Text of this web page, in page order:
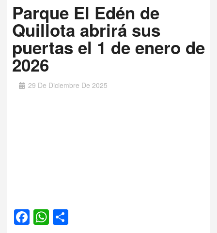
Parque El Edén de
Quillota abrirá sus
puertas el 1 de enero de
2026
29 De Diciembre De 2025
Facebook
WhatsApp